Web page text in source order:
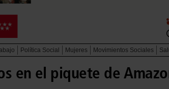
Política Social Mujeres Movimientos Sociales
en el piquete de